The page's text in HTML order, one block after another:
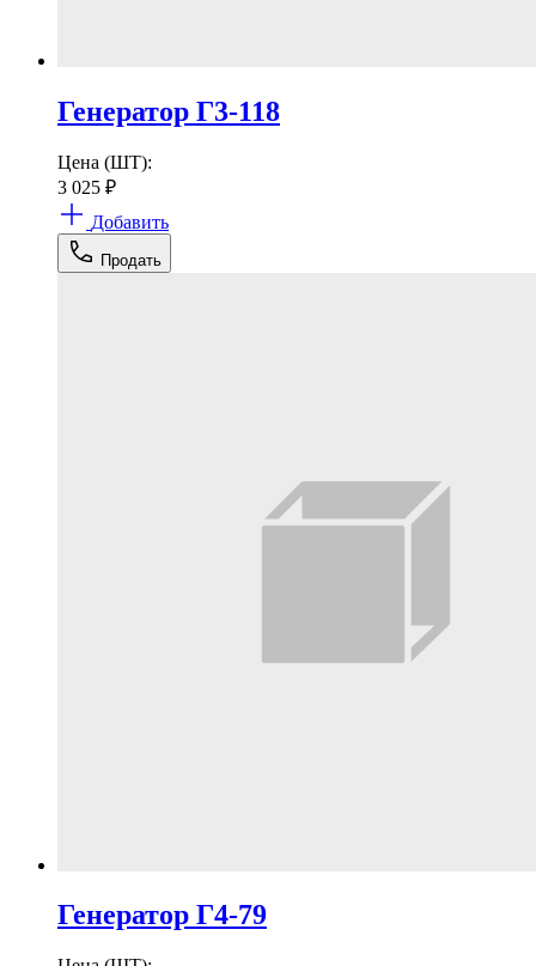
Генератор Г3-118
Цена (ШТ):
3 025 ₽
Добавить
Продать
Генератор Г4-79